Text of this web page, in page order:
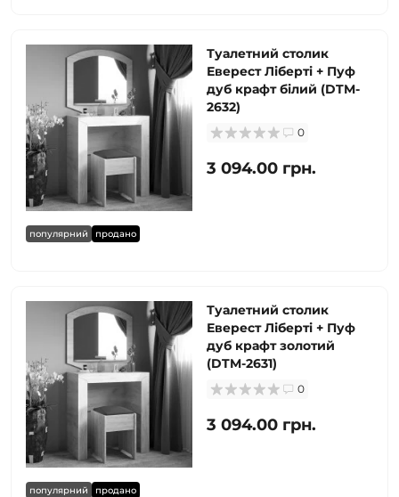
популярний продано
Туалетний столик
Еверест Ліберті + Пуф
дуб крафт білий (DTM-
2632)
0
3 094.00 грн.
популярний продано
Туалетний столик
Еверест Ліберті + Пуф
дуб крафт золотий
(DTM-2631)
0
3 094.00 грн.